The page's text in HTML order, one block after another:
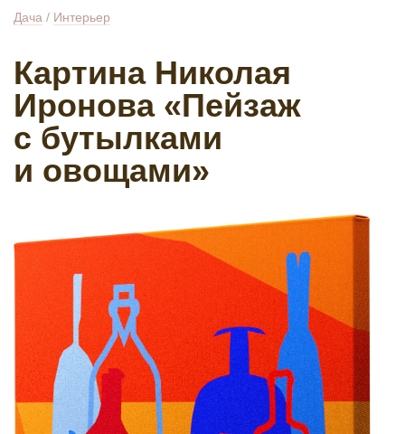
Дача / Интерьер
Картина Николая
Иронова «Пейзаж
с бутылками
и овощами»